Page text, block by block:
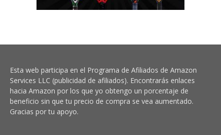
Esta web participa en el Programa de Afiliados de Amazon
Services LLC (publicidad de afiliados). Encontrarás enlaces
hacia Amazon por los que yo obtengo un porcentaje de
beneficio sin que tu precio de compra se vea aumentado.
Gracias por tu apoyo.